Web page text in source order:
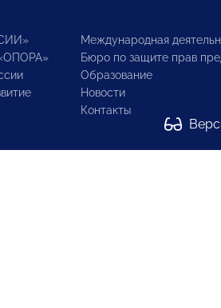
Международная
Бюро по защите прав
Образование
Новости
Контакты